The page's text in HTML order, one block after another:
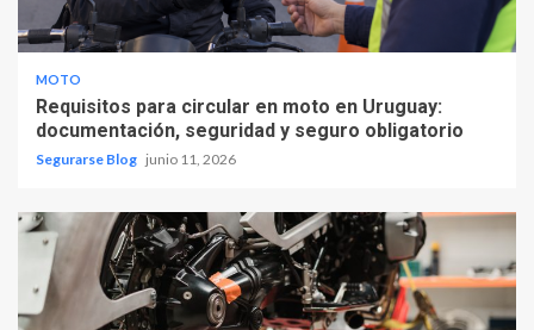
MOTO
Requisitos para circular en moto en Uruguay:
documentación, seguridad y seguro obligatorio
Segurarse Blog junio 11, 2026